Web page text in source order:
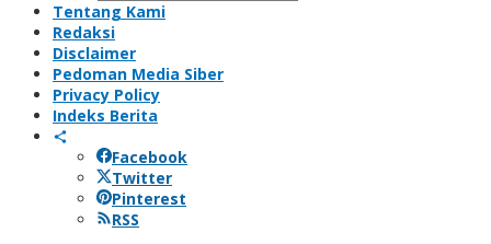
Tentang Kami
Redaksi
Disclaimer
Pedoman Media Siber
Privacy Policy
Indeks Berita
Facebook
Twitter
Pinterest
RSS